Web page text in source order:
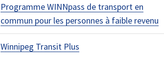
Programme WINNpass de transport en
commun pour les personnes à faible revenu
Winnipeg Transit Plus